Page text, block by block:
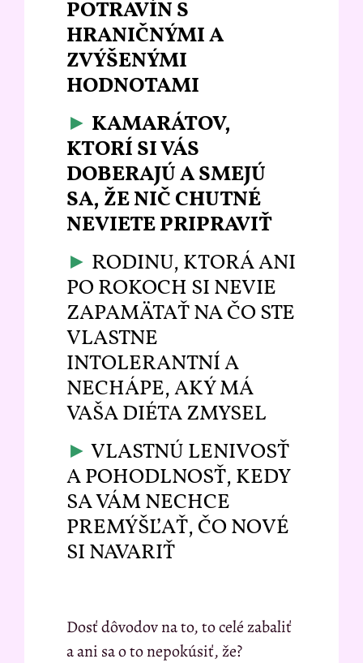
POTRAVÍN S
HRANIČNÝMI A
ZVÝŠENÝMI
HODNOTAMI
► KAMARÁTOV,
KTORÍ SI VÁS
DOBERAJÚ A SMEJÚ
SA, ŽE NIČ CHUTNÉ
NEVIETE PRIPRAVIŤ
► RODINU, KTORÁ ANI
PO ROKOCH SI NEVIE
ZAPAMÄTAŤ NA ČO STE
VLASTNE
INTOLERANTNÍ A
NECHÁPE, AKÝ MÁ
VAŠA DIÉTA ZMYSEL
► VLASTNÚ LENIVOSŤ
A POHODLNOSŤ, KEDY
SA VÁM NECHCE
PREMÝŠĽAŤ, ČO NOVÉ
SI NAVARIŤ
Dosť dôvodov na to, to celé zabaliť
a ani sa o to nepokúsiť, že?